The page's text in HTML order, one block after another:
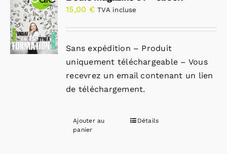
15,00 € TVA incluse
Sans expédition – Produit
uniquement téléchargeable – Vous
recevrez un email contenant un lien
de téléchargement.
Ajouter au
panier
Détails